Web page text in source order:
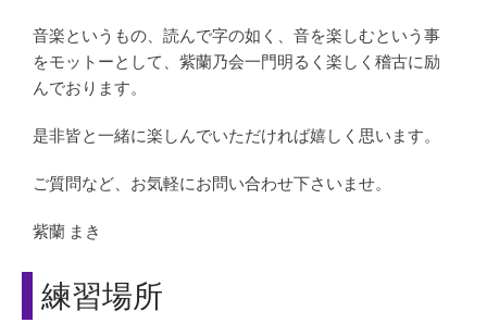
音楽というもの、読んで字の如く、音を楽しむという事
をモットーとして、 紫蘭乃会一門明るく楽しく稽古に励
んでおります。
是非皆と一緒に楽しんでいただければ嬉しく思います。
ご質問など、お気軽にお問い合わせ下さいませ。
紫蘭 まき
練習場所